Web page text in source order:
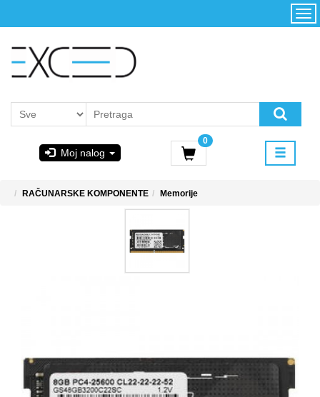
Moj nalog
0
Početna
korišćenja i
RAČUNARSKE KOMPONENTE Memorije